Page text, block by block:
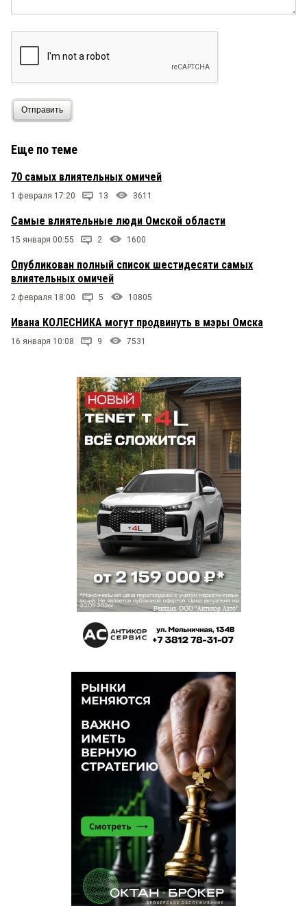
Отправить
Еще по теме
70 самых влиятельных омичей
1 февраля 17:20 13 3611
Самые влиятельные люди Омской области
15 января 00:55 2 1600
Опубликован полный список шестидесяти самых
влиятельных омичей
2 февраля 18:00 5 10805
Ивана КОЛЕСНИКА могут продвинуть в мэры Омска
16 января 10:08 9 7531